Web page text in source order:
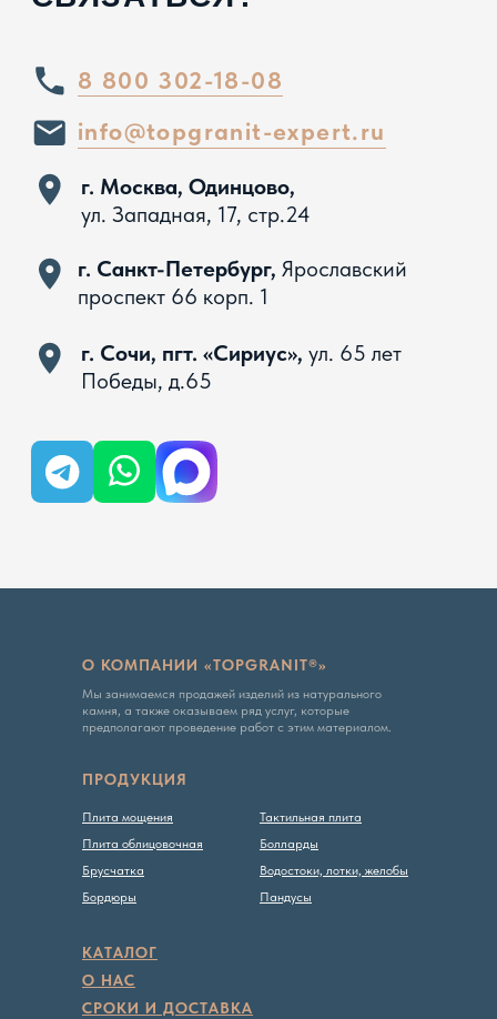
О КОМПАНИИ «TOPGRANIT®»
Мы занимаемся продажей изделий из натурального
камня, а также оказываем ряд услуг, которые
предполагают проведение работ с этим материалом.
Тактильная плита
Болларды
Водостоки, лотки, желобы
Пандусы
КАТАЛОГ
О НАС
СРОКИ И ДОСТАВКА
ПРОДУКЦИЯ
Плита мощения
Плита облицовочная
Брусчатка
Бордюры
технических характеристик, наличия на складе, стоимости
товаров, носит информационный характер и ни при каких
условиях не является публичной офертой, определяемой
положениями Статьи 437 ГК РФ